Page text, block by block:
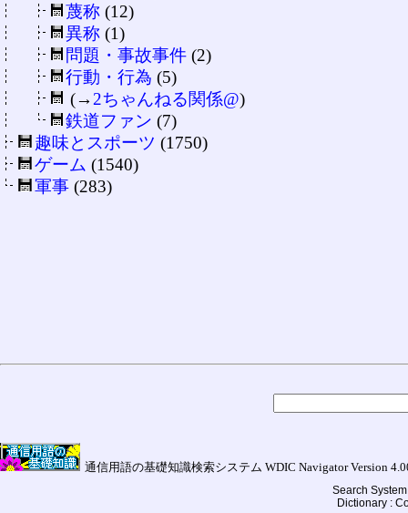
蔑称 (12)
異称 (1)
問題・事故事件 (2)
行動・行為 (5)
(→ 2ちゃんねる関係@)
鉄道ファン (7)
趣味とスポーツ (1750)
ゲーム (1540)
軍事 (283)
通信用語の基礎知識検索システム WDIC Navigator Version
Search
Dictionary :